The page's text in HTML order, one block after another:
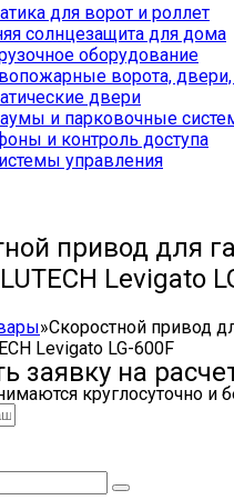
для ворот и роллет
солнцезащита для дома
оборудование
ворота,
двери
и парковочные
и контроль доступа
управления
привод для
Levigato
»Скоростной привод
Levigato LG-600F
заявку на
круглосуточно и